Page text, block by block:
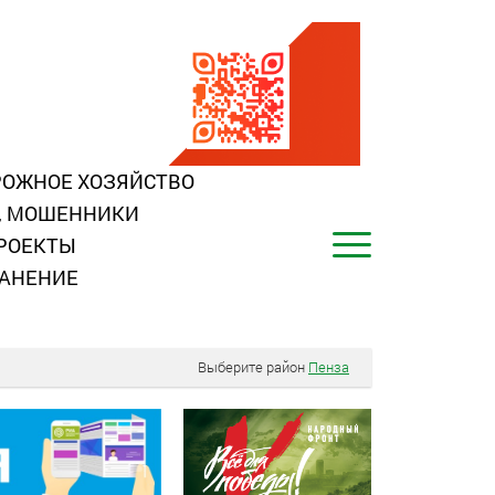
ХОЗЯЙСТВО
МОШЕННИКИ
Выберите район Пенза